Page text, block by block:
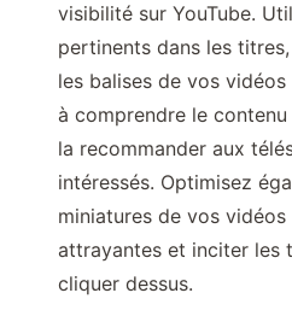
visibilité sur YouTube.
pertinents dans les
les balises de vos
à comprendre le
la recommander aux
intéressés. Optimisez
miniatures de vos
attrayantes et inciter les
cliquer dessus.